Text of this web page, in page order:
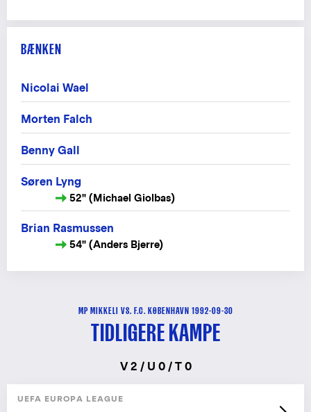
BÆNKEN
Nicolai Wael
Morten Falch
Benny Gall
Søren Lyng
52" (Michael Giolbas)
Brian Rasmussen
54" (Anders Bjerre)
MP MIKKELI VS. F.C. KØBENHAVN 1992-09-30
TIDLIGERE KAMPE
V 2 / U 0 / T 0
UEFA EUROPA LEAGUE